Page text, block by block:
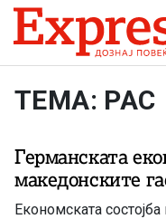
Skip to content
ТЕМА: РАС
Германската
македонските
Економската